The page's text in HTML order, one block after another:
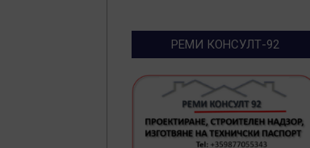
РЕМИ КОНСУЛТ-92